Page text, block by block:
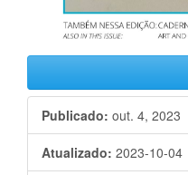
Publicado: out. 4, 2023
Atualizado: 2023-10-04